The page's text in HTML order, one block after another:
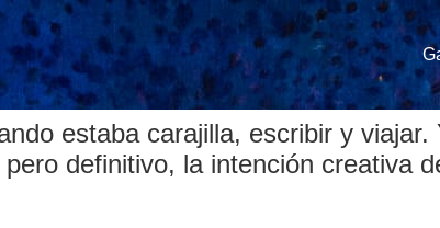
estaba carajilla, escribir y
definitivo, la intención creativa